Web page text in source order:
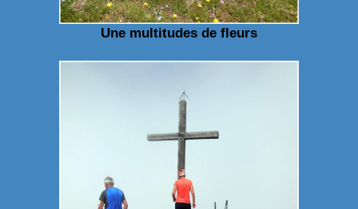
Une multitudes de fleurs